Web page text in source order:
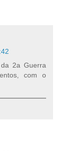
2a Guerra
com o